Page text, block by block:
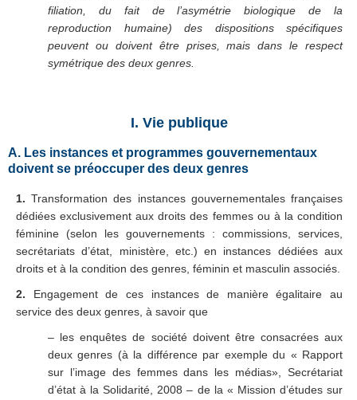
filiation, du fait de l’asymétrie biologique de la
reproduction humaine) des dispositions spécifiques
peuvent ou doivent être prises, mais dans le respect
symétrique des deux genres.
I. Vie publique
A. Les instances et programmes gouvernementaux
doivent se préoccuper des deux genres
1. Transformation des instances gouvernementales françaises
dédiées exclusivement aux droits des femmes ou à la condition
féminine (selon les gouvernements : commissions, services,
secrétariats d’état, ministère, etc.) en instances dédiées aux
droits et à la condition des genres, féminin et masculin associés.
2. Engagement de ces instances de manière égalitaire au
service des deux genres, à savoir que
– les enquêtes de société doivent être consacrées aux
deux genres (à la différence par exemple du « Rapport
sur l’image des femmes dans les médias», Secrétariat
d’état à la Solidarité, 2008 – de la « Mission d’études sur